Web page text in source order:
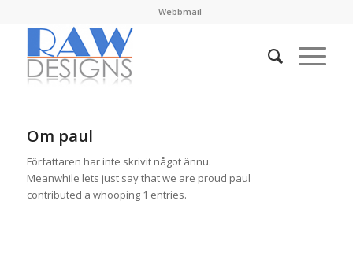
Webbmail
Om paul
Författaren har inte skrivit något ännu.
Meanwhile lets just say that we are proud paul
contributed a whooping 1 entries.